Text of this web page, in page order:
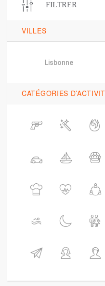
FILTRER
VILLES
Lisbonne
CATÉGORIES